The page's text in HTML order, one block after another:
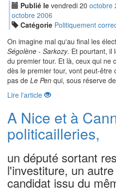
Publié le vendredi 20 octobre
octobre 2006
Catégorie Politiquement
On imagine mal qu'au final les
Ségolène - Sarkozy. Et pourtant, il
du premier tour. Et là, ceux qui ne
dès le premier tour, vont peut-être
pas de Le Pen qui, sous réserve
Lire l'article
A Nice et à
politicailleries,
un député sortant
l'investiture, un
candidat issu du